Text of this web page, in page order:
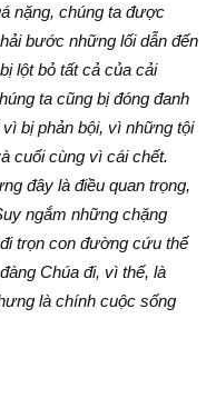
nặng, chúng ta được
bước những lối dẫn đến
lột bỏ tất cả của cải
ta cũng bị đóng đanh
bị phản bội, vì những tội
cuối cùng vì cái chết.
đây là điều quan trọng,
ngắm những chặng
trọn con đường cứu thế
Chúa đi, vì thế, là
là chính cuộc sống